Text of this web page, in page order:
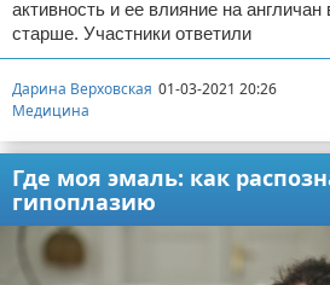
активность и ее влияние на англичан
старше. Участники ответили
Дарина Верховская 01-03-2021 20:26
Медицина
Где моя эмаль: как
гипоплазию